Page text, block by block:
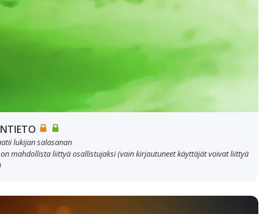
lukijan salasanan
on mahdollista liittyä osallistujaksi (vain kirjautuneet käyttäjät voivat liittyä